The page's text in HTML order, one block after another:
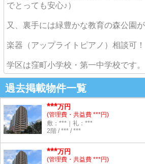
でとっても安心♪）
又、裏手には緑豊かな教育の森公園が
楽器（アップライトピアノ）相談可！
学区は窪町小学校・第一中学校です。
過去掲載物件一覧
***万円
(管理費・共益費 ***円)
敷：***｜礼：***
2階 / *** / ***
***万円
(管理費・共益費 ***円)